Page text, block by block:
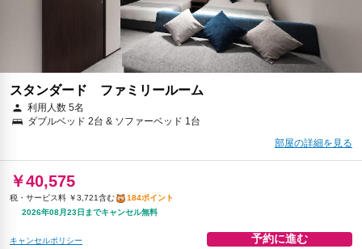
スタンダード ファミリールーム
利用人数 5名
ダブルベッド 2台 & ソファーベッド 1台
部屋の詳細を見る
￥40,575
税・サービス料 ￥3,721含む
184ポイント
2026年08月23日までキャンセル無料
キャンセルポリシー 予約に進む